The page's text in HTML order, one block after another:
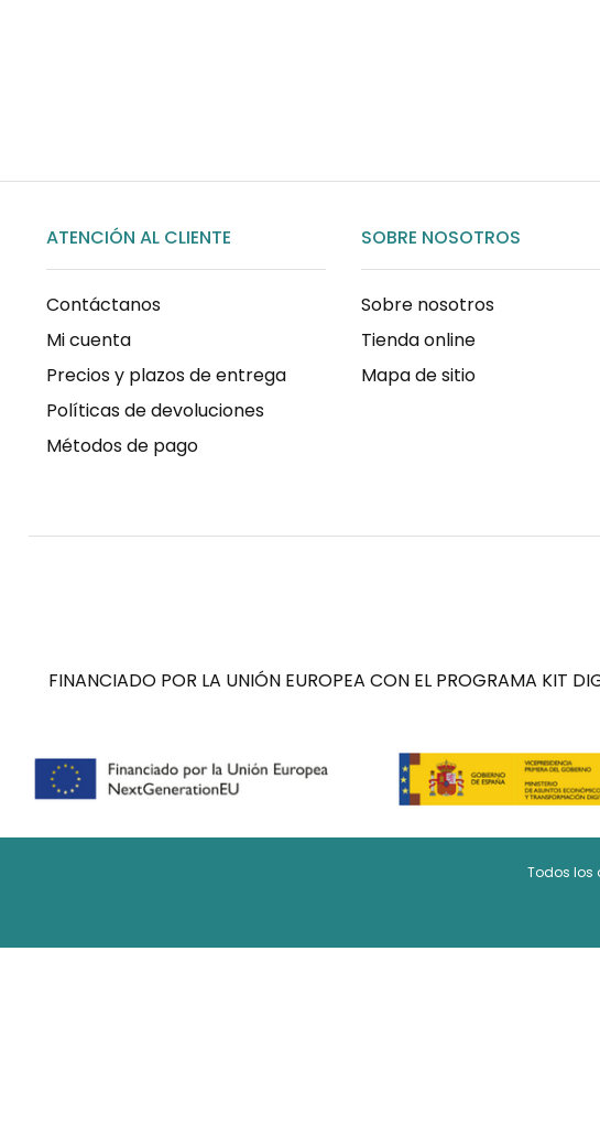
ATENCIÓN AL CLIENTE
Contáctanos
Mi cuenta
Precios y plazos de entrega
Políticas de devoluciones
Métodos de pago
SOBRE NOSOTROS
Sobre nosotros
Tienda online
Mapa de sitio
FINANCIADO POR LA UNIÓN EUROPEA CON EL PROGRAMA KIT
Todos los